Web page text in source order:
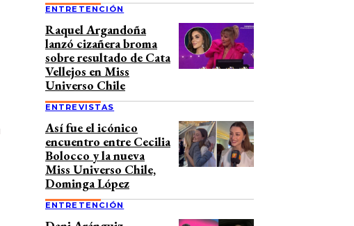
ENTRETENCIÓN
Raquel Argandoña
lanzó cizañera broma
sobre resultado de Cata
Vellejos en Miss
Universo Chile
ENTREVISTAS
Así fue el icónico
encuentro entre Cecilia
Bolocco y la nueva
Miss Universo Chile,
Dominga López
ENTRETENCIÓN